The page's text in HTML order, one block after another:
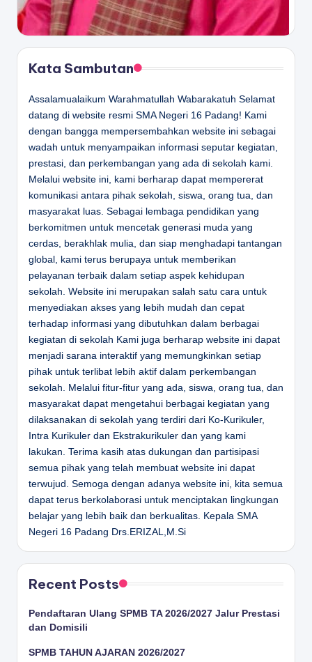
Kata Sambutan
Assalamualaikum Warahmatullah Wabarakatuh Selamat
datang di website resmi SMA Negeri 16 Padang! Kami
dengan bangga mempersembahkan website ini sebagai
wadah untuk menyampaikan informasi seputar kegiatan,
prestasi, dan perkembangan yang ada di sekolah kami.
Melalui website ini, kami berharap dapat mempererat
komunikasi antara pihak sekolah, siswa, orang tua, dan
masyarakat luas. Sebagai lembaga pendidikan yang
berkomitmen untuk mencetak generasi muda yang
cerdas, berakhlak mulia, dan siap menghadapi tantangan
global, kami terus berupaya untuk memberikan
pelayanan terbaik dalam setiap aspek kehidupan
sekolah. Website ini merupakan salah satu cara untuk
menyediakan akses yang lebih mudah dan cepat
terhadap informasi yang dibutuhkan dalam berbagai
kegiatan di sekolah Kami juga berharap website ini dapat
menjadi sarana interaktif yang memungkinkan setiap
pihak untuk terlibat lebih aktif dalam perkembangan
sekolah. Melalui fitur-fitur yang ada, siswa, orang tua, dan
masyarakat dapat mengetahui berbagai kegiatan yang
dilaksanakan di sekolah yang terdiri dari Ko-Kurikuler,
Intra Kurikuler dan Ekstrakurikuler dan yang kami
lakukan. Terima kasih atas dukungan dan partisipasi
semua pihak yang telah membuat website ini dapat
terwujud. Semoga dengan adanya website ini, kita semua
dapat terus berkolaborasi untuk menciptakan lingkungan
belajar yang lebih baik dan berkualitas. Kepala SMA
Negeri 16 Padang Drs.ERIZAL,M.Si
Recent Posts
Pendaftaran Ulang SPMB TA 2026/2027 Jalur Prestasi
dan Domisili
SPMB TAHUN AJARAN 2026/2027